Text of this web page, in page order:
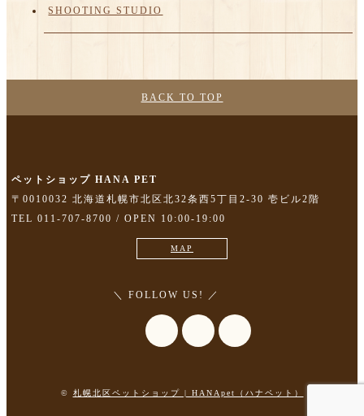
SHOOTING STUDIO
BACK TO TOP
ペットショップ HANA PET
〒0010032 北海道札幌市北区北32条西5丁目2-30 壱ビル2階
TEL 011-707-8700 / OPEN 10:00-19:00
MAP
＼ FOLLOW US! ／
© 札幌北区ペットショップ | HANApet（ハナペット）